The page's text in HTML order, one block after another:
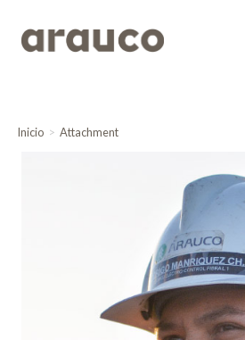
Inicio Attachment